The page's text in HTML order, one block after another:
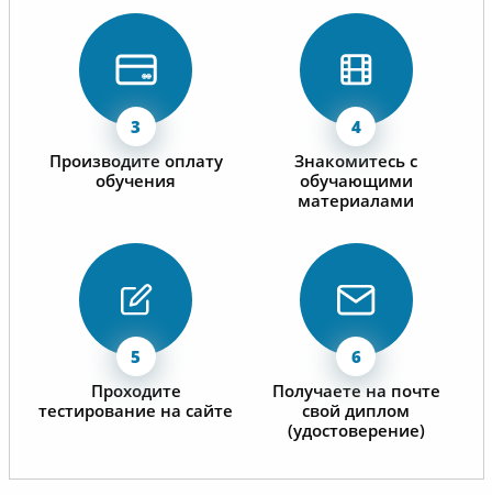
Производите оплату
обучения
Знакомитесь с
обучающими
материалами
Проходите
тестирование на сайте
Получаете на почте
свой диплом
(удостоверение)